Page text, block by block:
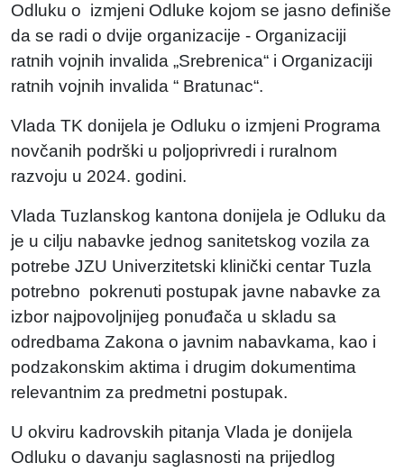
Odluku o izmjeni Odluke kojom se jasno definiše
da se radi o dvije organizacije - Organizaciji
ratnih vojnih invalida „Srebrenica“ i Organizaciji
ratnih vojnih invalida “ Bratunac“.
Vlada TK donijela je Odluku o izmjeni Programa
novčanih podrški u poljoprivredi i ruralnom
razvoju u 2024. godini.
Vlada Tuzlanskog kantona donijela je Odluku da
je u cilju nabavke jednog sanitetskog vozila za
potrebe JZU Univerzitetski klinički centar Tuzla
potrebno pokrenuti postupak javne nabavke za
izbor najpovoljnijeg ponuđača u skladu sa
odredbama Zakona o javnim nabavkama, kao i
podzakonskim aktima i drugim dokumentima
relevantnim za predmetni postupak.
U okviru kadrovskih pitanja Vlada je donijela
Odluku o davanju saglasnosti na prijedlog